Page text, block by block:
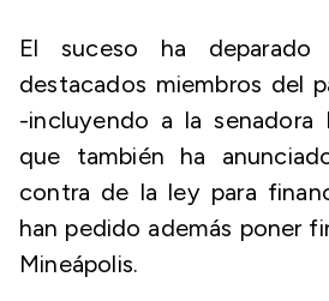
El suceso ha
destacados miembros del
-incluyendo a la senadora
que también ha
contra de la ley para
han pedido además poner
Mineápolis.